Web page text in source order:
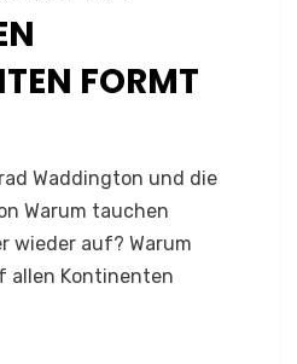
FORMT
Waddington und die
Warum tauchen
wieder auf? Warum
allen Kontinenten